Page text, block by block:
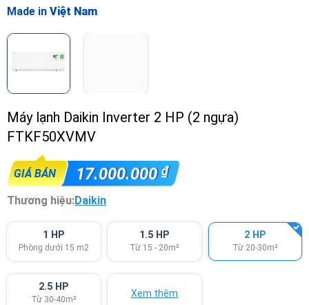
Made in Việt Nam
Máy lạnh Daikin Inverter 2 HP (2 ngựa)
FTKF50XVMV
GIÁ BÁN 17.000.000₫
Thương hiệu:Daikin
1 HP
Phòng dưới 15 m2
1.5 HP
Từ 15 - 20m²
2 HP
Từ 20-30m²
2.5 HP
Từ 30-40m²
Xem thêm